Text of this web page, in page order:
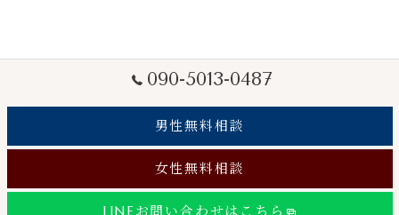
090-5013-0487
男性無料相談
女性無料相談
LINEお問い合わせはこちら